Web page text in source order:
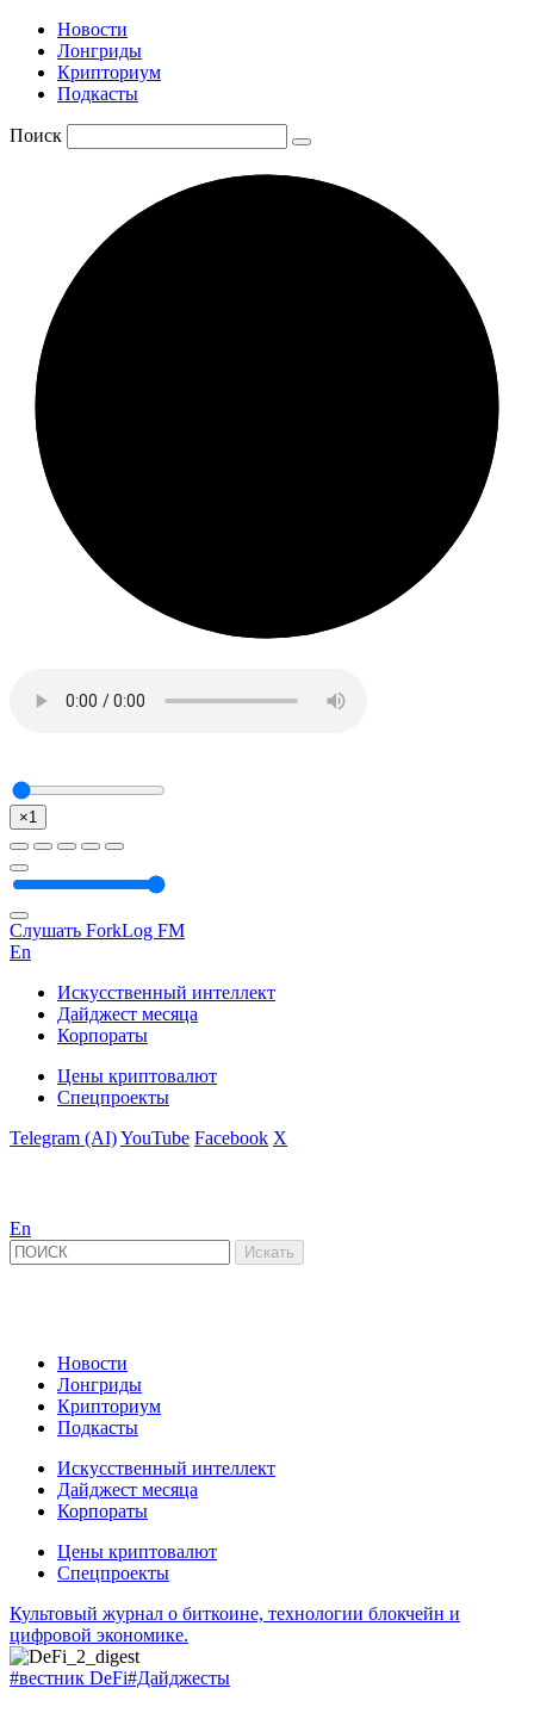
Новости
Лонгриды
Крипториум
Подкасты
Поиск
×1
Слушать ForkLog FM
En
Искусственный интеллект
Дайджест месяца
Корпораты
Цены криптовалют
Спецпроекты
Telegram (AI)YouTube Facebook X
En
Новости
Лонгриды
Крипториум
Подкасты
Искусственный интеллект
Дайджест месяца
Корпораты
Цены криптовалют
Спецпроекты
Культовый журнал о биткоине, технологии блокчейн и
цифровой экономике.
#вестник DeFi#Дайджесты